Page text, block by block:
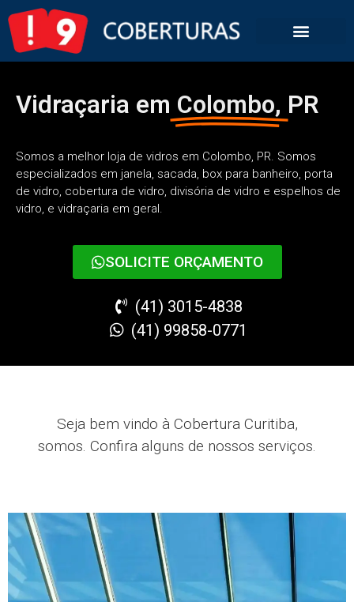
Vidraçaria em Colombo, PR
Somos a melhor loja de vidros em Colombo, PR. Somos
especializados em janela, sacada, box para banheiro, porta
de vidro, cobertura de vidro, divisória de vidro e espelhos de
vidro, e vidraçaria em geral.
SOLICITE ORÇAMENTO
(41) 3015-4838
(41) 99858-0771
Seja bem vindo à Cobertura Curitiba,
somos. Confira alguns de nossos serviços.